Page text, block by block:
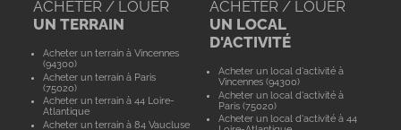
ACHETER / LOUER
UN TERRAIN
Acheter un terrain à Vincennes
(94300)
Acheter un terrain à Paris
(75020)
Acheter un terrain à 44 Loire-
Atlantique
Acheter un terrain à 84 Vaucluse
ACHETER / LOUER
UN LOCAL
D'ACTIVITÉ
Acheter un local d'activité à
Vincennes (94300)
Acheter un local d'activité à
Paris (75020)
Acheter un local d'activité à 44